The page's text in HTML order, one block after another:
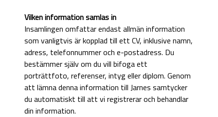
Vilken information samlas in
Insamlingen omfattar endast allmän information
som vanligtvis är kopplad till ett CV, inklusive namn,
adress, telefonnummer och e-postadress. Du
bestämmer själv om du vill bifoga ett
porträttfoto, referenser, intyg eller diplom. Genom
att lämna denna information till Jarnes samtycker
du automatiskt till att vi registrerar och behandlar
din information.